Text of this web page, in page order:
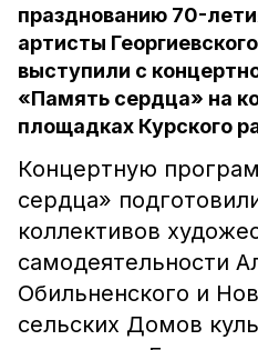
празднованию 70-
артисты
выступили с
«Память сердца» на
площадках Курского
Концертную
сердца»
коллективов
самодеятельности
Обильненского и
сельских Домов